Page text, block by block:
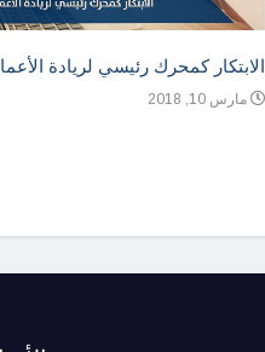
الابتكار كمحرك رئيسي لريادة
مارس 10, 2018